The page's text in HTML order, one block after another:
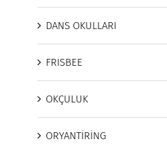
DANS OKULLARI
FRISBEE
OKÇULUK
ORYANTİRİNG